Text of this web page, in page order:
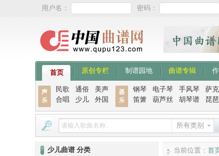
用户名： 密码：
首页 原创专栏 制谱园地 曲谱专辑
声
乐
民歌 通俗
美声
合唱
少儿 外国
器
乐
钢琴 电子琴 手风琴 萨
笛箫
葫芦丝 胡琴谱 琵
所有类别
当前位置： 首
少儿曲谱 分类